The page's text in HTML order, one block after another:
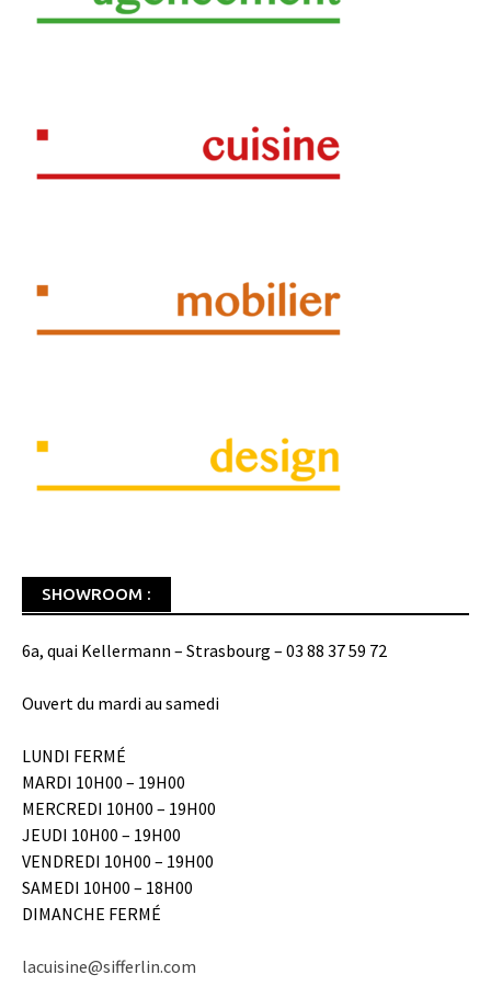
SHOWROOM :
6a, quai Kellermann – Strasbourg – 03 88 37 59 72
Ouvert du mardi au samedi
LUNDI FERMÉ
MARDI 10H00 – 19H00
MERCREDI 10H00 – 19H00
JEUDI 10H00 – 19H00
VENDREDI 10H00 – 19H00
SAMEDI 10H00 – 18H00
DIMANCHE FERMÉ
lacuisine@sifferlin.com